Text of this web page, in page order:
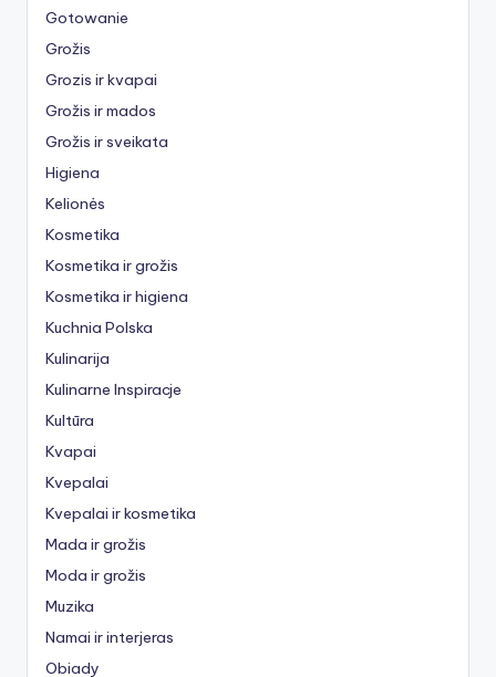
Gotowanie
Grožis
Grozis ir kvapai
Grožis ir mados
Grožis ir sveikata
Higiena
Kelionės
Kosmetika
Kosmetika ir grožis
Kosmetika ir higiena
Kuchnia Polska
Kulinarija
Kulinarne Inspiracje
Kultūra
Kvapai
Kvepalai
Kvepalai ir kosmetika
Mada ir grožis
Moda ir grožis
Muzika
Namai ir interjeras
Obiady